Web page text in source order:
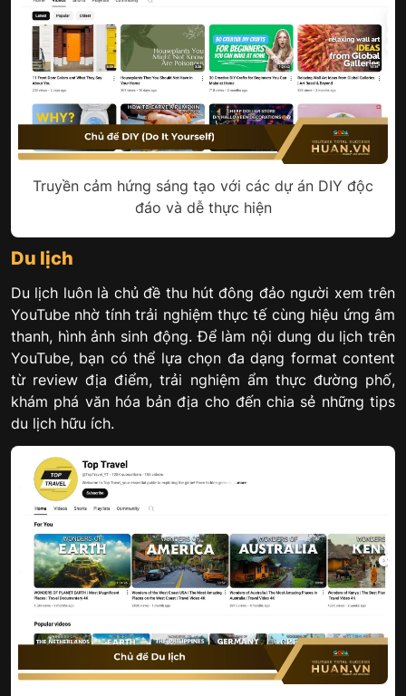
Truyền cảm hứng sáng tạo với các dự án DIY độc
đáo và dễ thực hiện
Du lịch
Du lịch luôn là chủ đề thu hút đông đảo người xem trên
YouTube nhờ tính trải nghiệm thực tế cùng hiệu ứng âm
thanh, hình ảnh sinh động. Để làm nội dung du lịch trên
YouTube, bạn có thể lựa chọn đa dạng format content
từ review địa điểm, trải nghiệm ẩm thực đường phố,
khám phá văn hóa bản địa cho đến chia sẻ những tips
du lịch hữu ích.